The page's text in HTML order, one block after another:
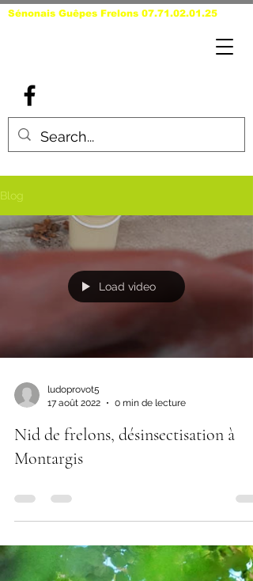
Sénonais Guêpes Frelons 07.71.02.01.25
Blog
Load video
ludoprovot5
17 août 2022
0 min de lecture
Nid de frelons, désinsectisation à
Montargis